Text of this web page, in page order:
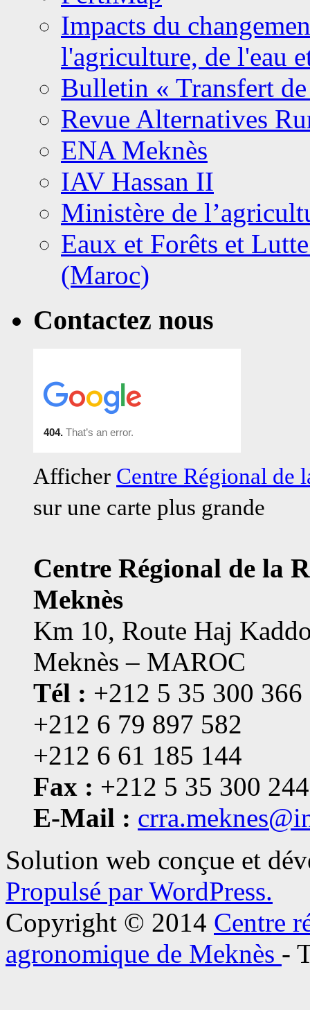
Impacts du
l'agriculture, de l'eau
Bulletin « Transfert
Revue Alternatives
ENA Meknès
IAV Hassan II
Ministère de
Eaux et Forêts et
(Maroc)
Contactez nous
Afficher Centre Régional de
sur une carte plus grande
Centre Régional de la
Meknès
Km 10, Route Haj
Meknès – MAROC
Tél : +212 5 35 300 366
+212 6 79 897 582
+212 6 61 185 144
Fax : +212 5 35 300 244
E-Mail :
Solution web conçue et
Propulsé par WordPress.
Copyright © 2014 Centre
agronomique de Meknès -